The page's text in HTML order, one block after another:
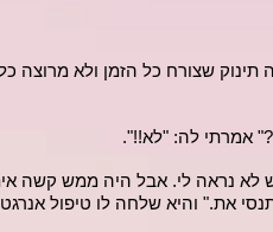
שצורח כל הזמן ולא מרוצה
אמרתי לה: "לא!!".
לא נראה לי. אבל היה ממש קשה
את." והיא שלחה לו טיפול